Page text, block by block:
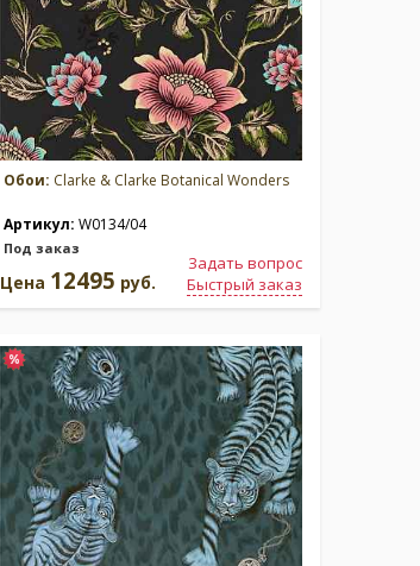
Обои: Clarke & Clarke Botanical Wonders
Артикул: W0134/04
Под заказ
Задать вопрос
Быстрый заказ
Цена 12495 руб.